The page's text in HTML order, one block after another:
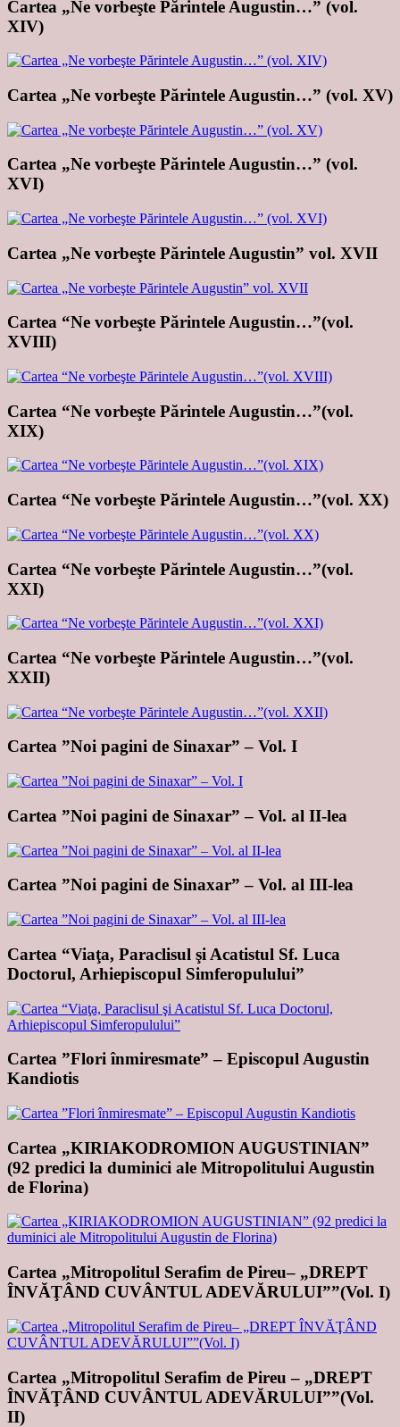
Cartea „Ne vorbeşte Părintele Augustin…” (vol.
XIV)
Cartea „Ne vorbeşte Părintele Augustin…” (vol. XV)
Cartea „Ne vorbeşte Părintele Augustin…” (vol.
XVI)
Cartea „Ne vorbeşte Părintele Augustin” vol. XVII
Cartea “Ne vorbeşte Părintele Augustin…”(vol.
XVIII)
Cartea “Ne vorbeşte Părintele Augustin…”(vol.
XIX)
Cartea “Ne vorbeşte Părintele Augustin…”(vol. XX)
Cartea “Ne vorbeşte Părintele Augustin…”(vol.
XXI)
Cartea “Ne vorbeşte Părintele Augustin…”(vol.
XXII)
Cartea ”Noi pagini de Sinaxar” – Vol. I
Cartea ”Noi pagini de Sinaxar” – Vol. al II-lea
Cartea ”Noi pagini de Sinaxar” – Vol. al III-lea
Cartea “Viaţa, Paraclisul şi Acatistul Sf. Luca
Doctorul, Arhiepiscopul Simferopulului”
Cartea ”Flori înmiresmate” – Episcopul Augustin
Kandiotis
Cartea „KIRIAKODROMION AUGUSTINIAN”
(92 predici la duminici ale Mitropolitului Augustin
de Florina)
Cartea „Mitropolitul Serafim de Pireu– „DREPT
ÎNVĂŢÂND CUVÂNTUL ADEVĂRULUI””(Vol. I)
Cartea „Mitropolitul Serafim de Pireu – „DREPT
ÎNVĂŢÂND CUVÂNTUL ADEVĂRULUI””(Vol.
II)